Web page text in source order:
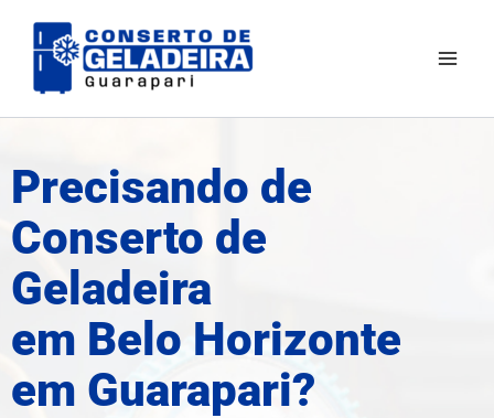
para
Precisando de
Conserto de
Geladeira
em Belo Horizonte
em Guarapari?